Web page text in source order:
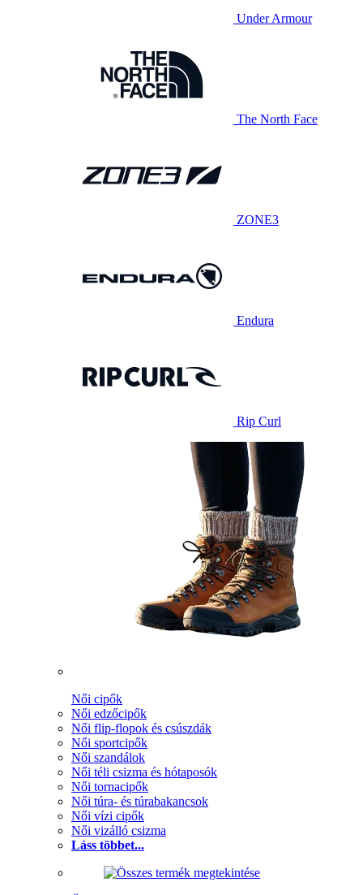
Under Armour
The North Face
ZONE3
Endura
Rip Curl
Női cipők
Női edzőcipők
Női flip-flopok és csúszdák
Női sportcipők
Női szandálok
Női téli csizma és hótaposók
Női tornacipők
Női túra- és túrabakancsok
Női vízi cipők
Női vizálló csizma
Láss többet...